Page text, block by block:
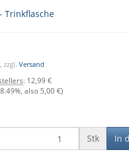
- Trinkflasche
zzgl. Versand
: 12,99 €
, also 5,00 €)
Stk In